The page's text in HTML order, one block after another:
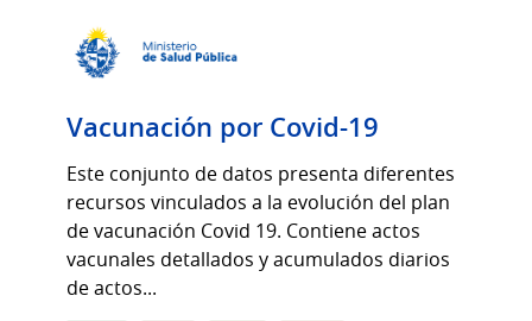
Vacunación por Covid-19
Este conjunto de datos presenta diferentes
recursos vinculados a la evolución del plan
de vacunación Covid 19. Contiene actos
vacunales detallados y acumulados diarios
de actos...